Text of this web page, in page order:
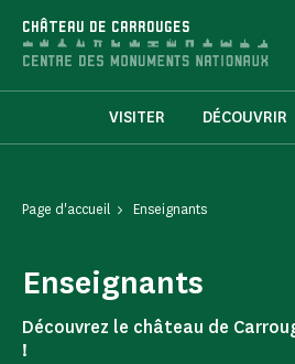
CHÂTEAU DE CARROUGES
VISITER DÉCOUVRIR
Page d'accueil Enseignants
Enseignants
Découvrez le château de
!